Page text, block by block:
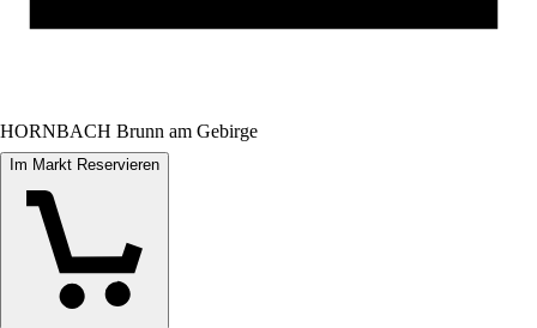
HORNBACH Brunn am Gebirge
Im Markt Reservieren